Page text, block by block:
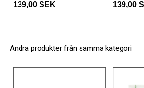
139,00 SEK
139,00
Andra produkter från samma kategori